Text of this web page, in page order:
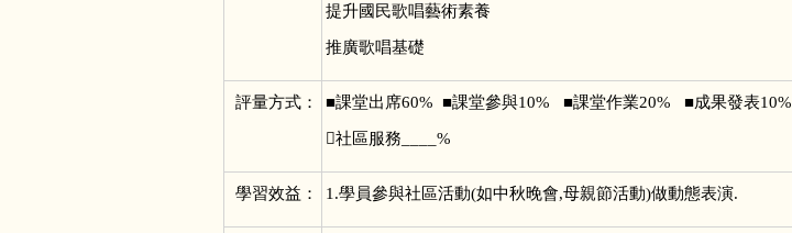
提升國民歌唱藝術素養
推廣歌唱基礎
評量方式： ■課堂出席60% ■課堂參與10% ■課堂作業20% ■成果發表10%
社區服務____%
學習效益： 1.學員參與社區活動(如中秋晚會,母親節活動)做動態表演.